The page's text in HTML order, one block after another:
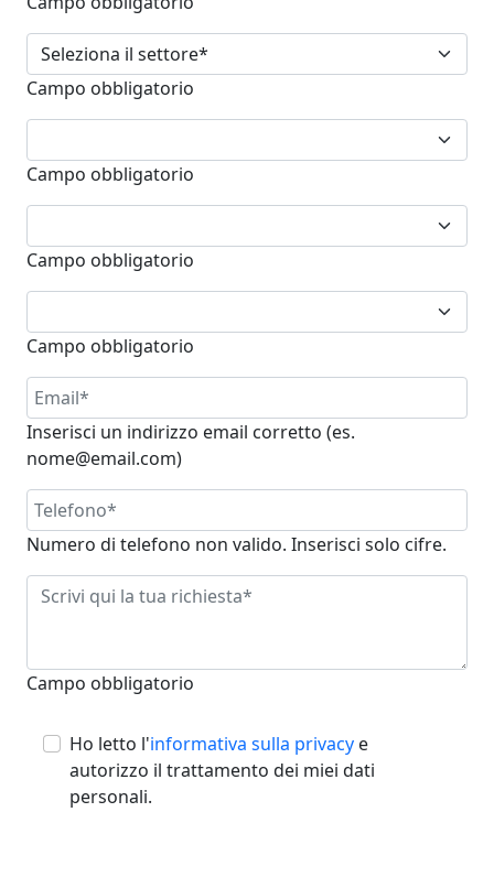
Campo obbligatorio
Campo obbligatorio
Campo obbligatorio
Campo obbligatorio
Inserisci un indirizzo email corretto (es.
nome@email.com)
Numero di telefono non valido. Inserisci solo cifre.
Campo obbligatorio
Ho letto l'informativa sulla privacy e
autorizzo il trattamento dei miei dati
personali.